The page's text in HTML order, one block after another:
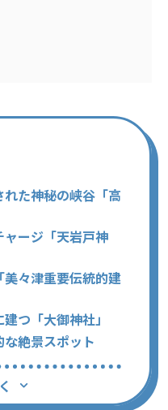
た神秘の峡谷「高
ージ「天岩戸神
々津重要伝統的建
つ「大御神社」
絶景スポット